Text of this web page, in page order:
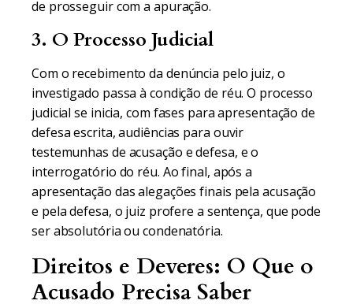
de prosseguir com a apuração.
3. O Processo Judicial
Com o recebimento da denúncia pelo juiz, o
investigado passa à condição de réu. O processo
judicial se inicia, com fases para apresentação de
defesa escrita, audiências para ouvir
testemunhas de acusação e defesa, e o
interrogatório do réu. Ao final, após a
apresentação das alegações finais pela acusação
e pela defesa, o juiz profere a sentença, que pode
ser absolutória ou condenatória.
Direitos e Deveres: O Que o
Acusado Precisa Saber